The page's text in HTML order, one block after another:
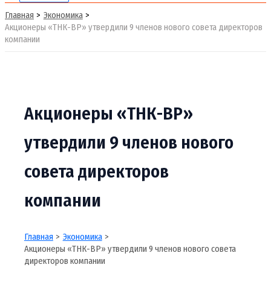
Главная
Экономика
Акционеры «ТНК-ВР» утвердили 9 членов нового совета директоров
компании
Акционеры «ТНК-ВР»
утвердили 9 членов нового
совета директоров
компании
Главная
Экономика
Акционеры «ТНК-ВР» утвердили 9 членов нового совета
директоров компании